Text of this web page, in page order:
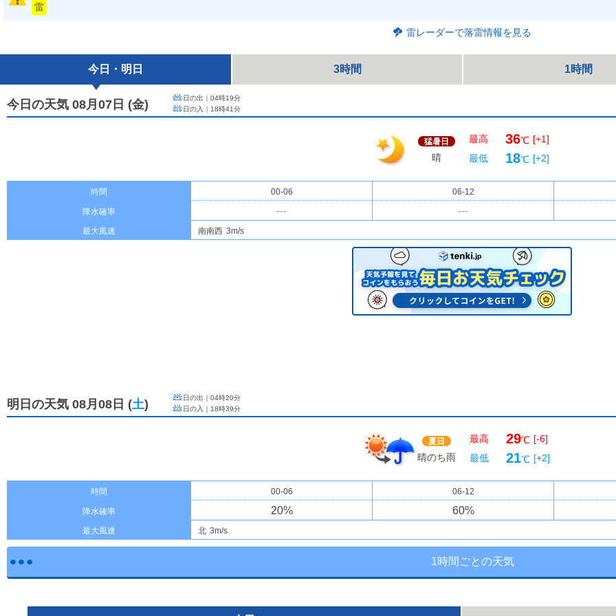
雷
雷レーダーで落雷情報を見る
今日・明日 3時間 1時間
今日の天気 08月07日 (金) 日の出｜ 04時19分
日の入｜ 18時41分
猛暑日
晴
最高 36℃ [+1]
最低
18℃ [+2]
時間 00-06 06-12
降水確率 --- ---
最大風速 南南西 3m/s
明日の天気 08月08日 (土) 日の出｜ 04時20分
日の入｜ 18時39分
夏日
晴のち雨
最高 29℃ [-6]
最低
21℃ [+2]
時間 00-06 06-12
降水確率 20% 60%
最大風速 北 3m/s
1時間ごとの天気